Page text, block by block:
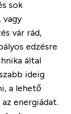
sok
vagy
vár rád,
edzésre
által
ideig
a lehető
energiádat.